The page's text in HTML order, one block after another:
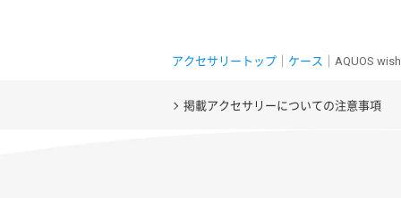
アクセサリートップ ケース ｜AQUOS
掲載アクセサリーについての注意事項